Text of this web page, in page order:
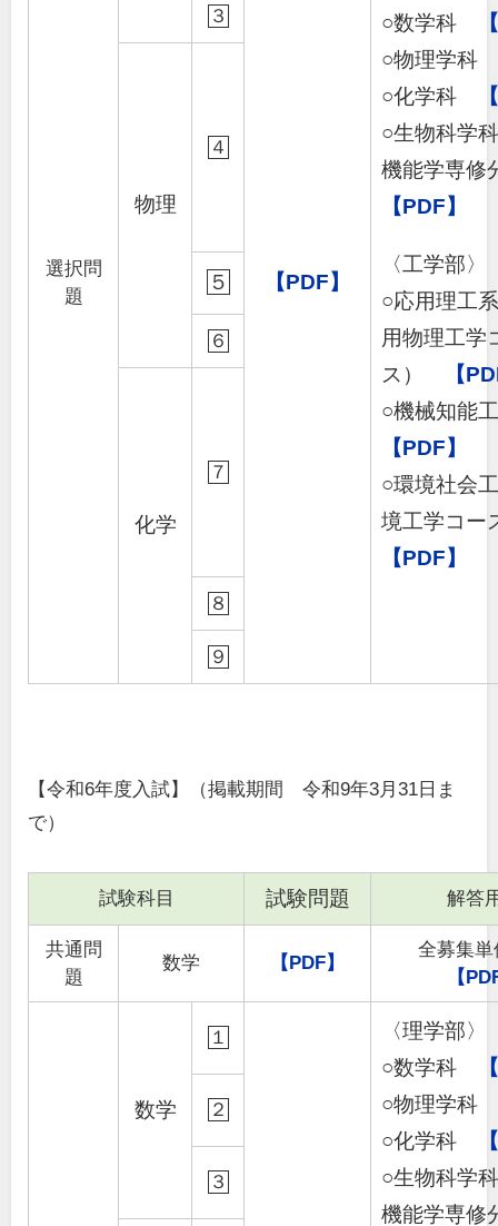
選択問
題
【PDF】
○数学科
○物理学
○化学科
○生物科学
機能学専
【PDF】
〈工学部〉
○応用理工
用物理工学
ス）
【
○機械知能
【PDF】
○環境社会
境工学コ
【PDF】
３
物理
４
５
６
化学
７
８
９
【令和6年度入試】（掲載期間 令和9年3月31日ま
で）
試験科目 試験問題 解答
共通問
題
数学 【PDF】
全募集
【
数学
１
〈理学部〉
○数学科
○物理学
○化学科
○生物科学
機能学専
２
３